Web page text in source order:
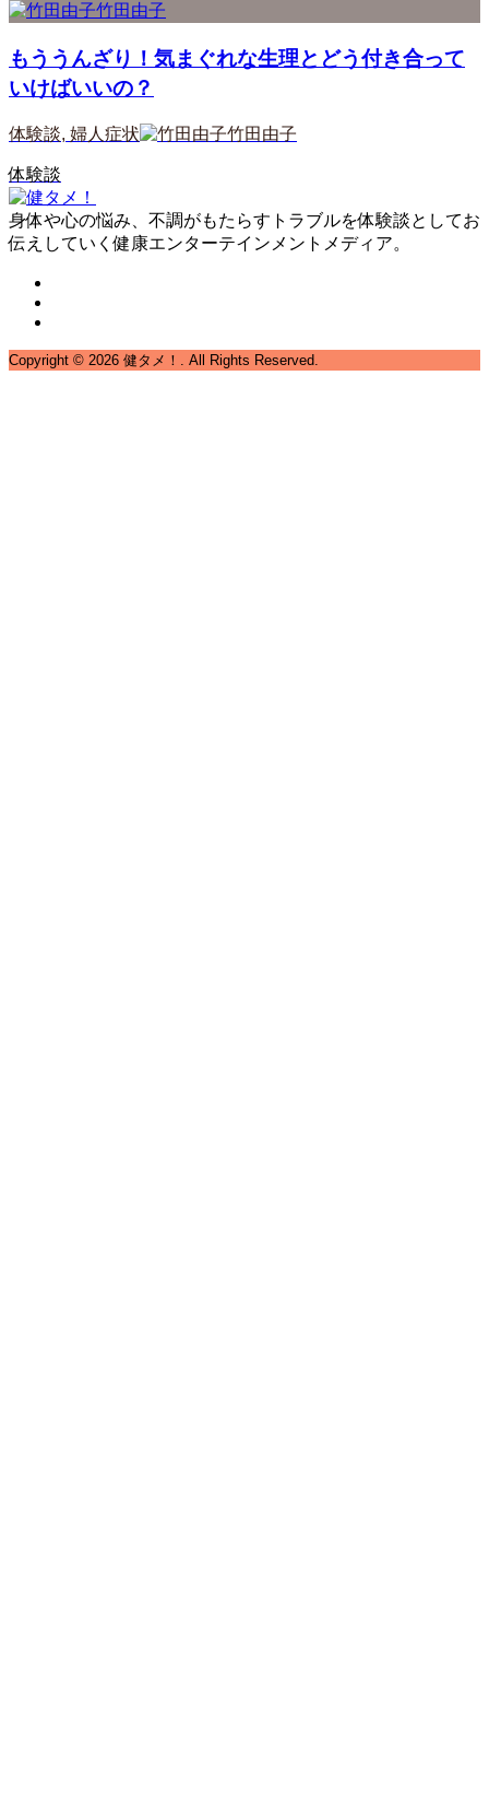
竹田由子
もううんざり！気まぐれな生理とどう付き合って
いけばいいの？
体験談, 婦人症状 竹田由子
体験談
身体や心の悩み、不調がもたらすトラブルを体験談としてお
伝えしていく健康エンターテインメントメディア。
Copyright © 2026 健タメ！. All Rights Reserved.